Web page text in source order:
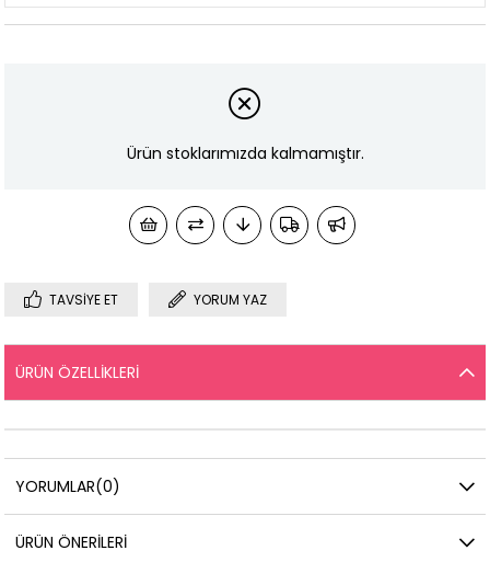
Ürün stoklarımızda kalmamıştır.
TAVSIYE ET YORUM YAZ
ÜRÜN ÖZELLIKLERI
YORUMLAR(0)
ÜRÜN ÖNERILERI